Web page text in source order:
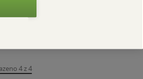
4 z 4